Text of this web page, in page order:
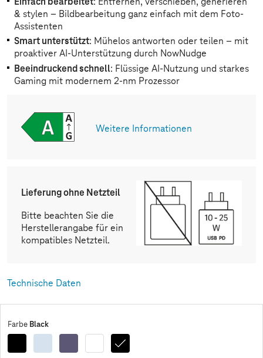
& stylen – Bildbearbeitung ganz einfach mit dem Foto-
Assistenten
Smart unterstützt: Mühelos antworten oder teilen – mit
proaktiver AI-Unterstützung durch NowNudge
Beeindruckend schnell: Flüssige AI-Nutzung und starkes
Gaming mit modernem 2-nm Prozessor
Weitere Informationen
Lieferung ohne Netzteil
Bitte beachten Sie die
Herstellerangabe für ein
kompatibles Netzteil.
Technische Daten
Farbe Black
Enterprise
Blue
Violet
White